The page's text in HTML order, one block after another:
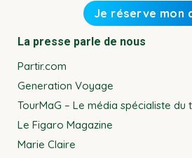
La presse parle de nous
Partir.com
Generation Voyage
TourMaG – Le média spécialiste du
Le Figaro Magazine
Marie Claire